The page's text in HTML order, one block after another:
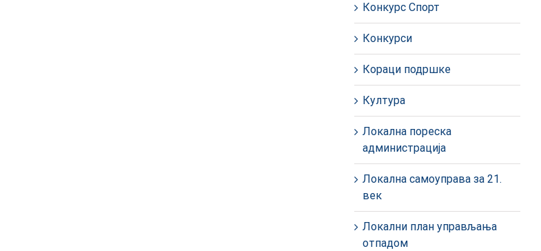
Конкурс Спорт
Конкурси
Кораци подршке
Култура
Локална пореска
администрација
Локална самоуправа за 21.
век
Локални план управљања
отпадом